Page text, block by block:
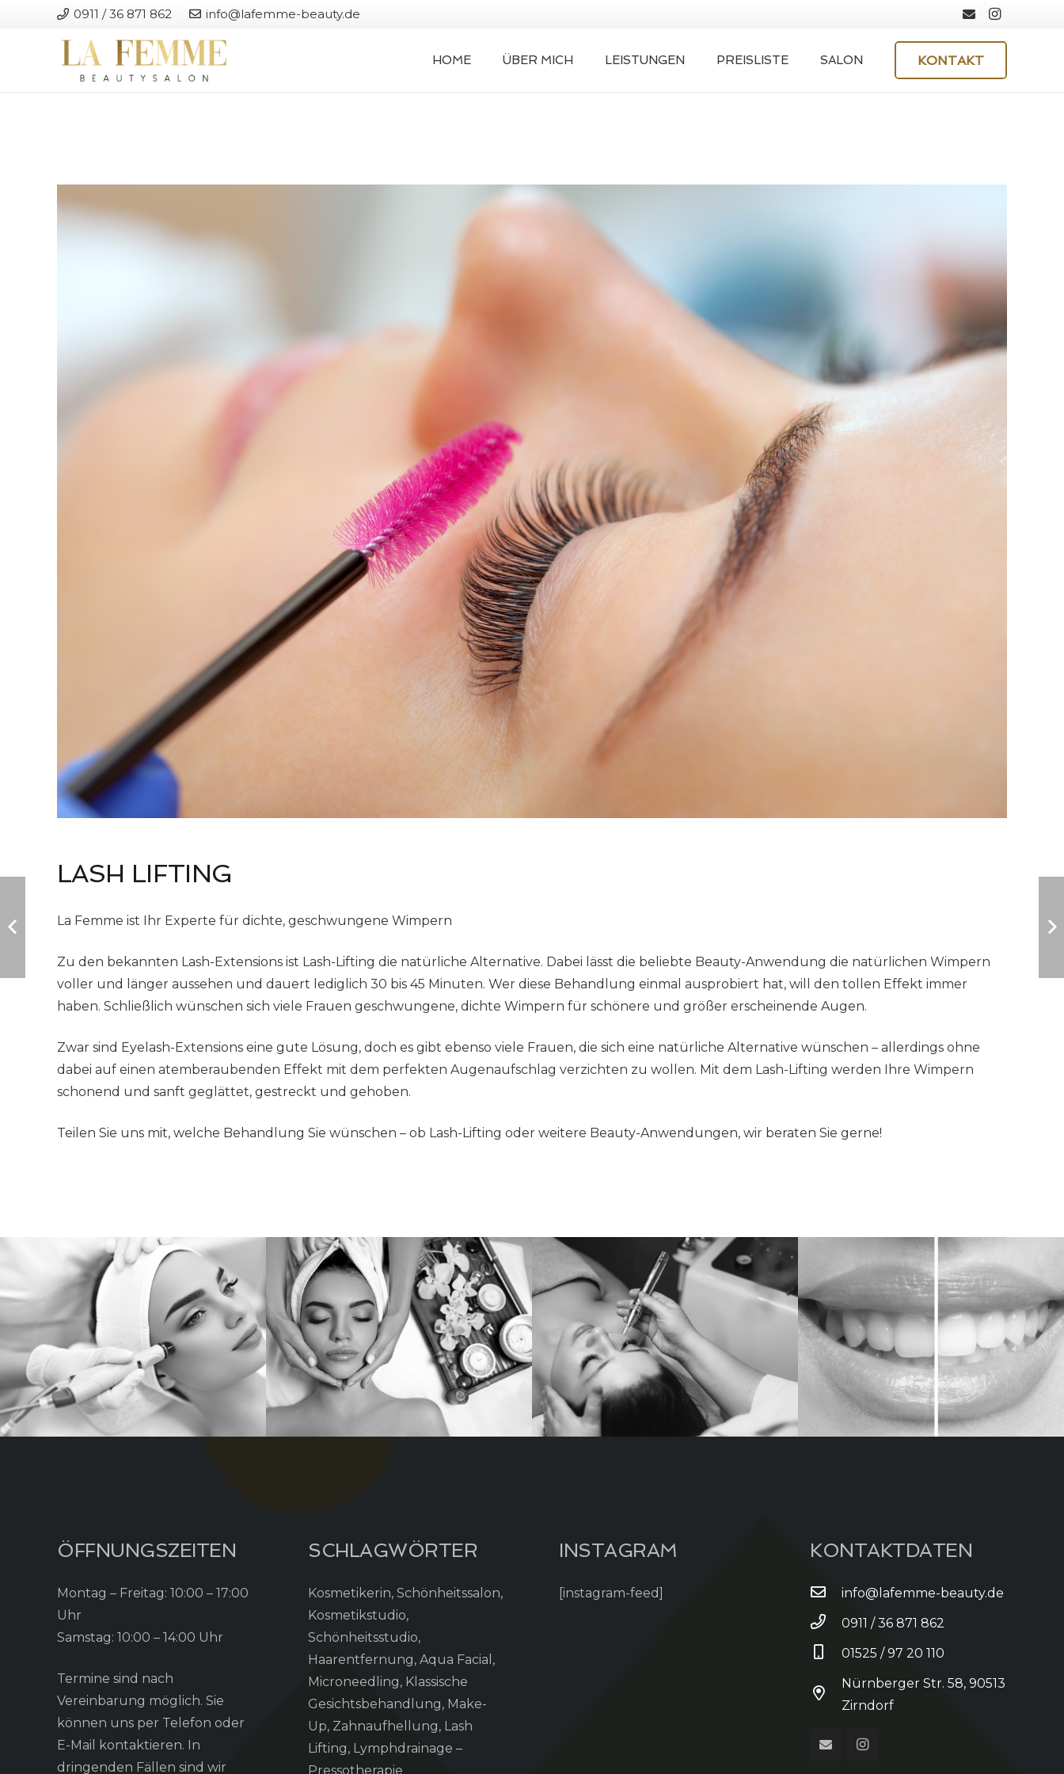
0911 / 36 871 862 info@lafemme-beauty.de
HOME ÜBER MICH LEISTUNGEN PREISLISTE SALON KONTAKT
LASH LIFTING
La Femme ist Ihr Experte für dichte, geschwungene Wimpern
Zu den bekannten Lash-Extensions ist Lash-Lifting die natürliche Alternative. Dabei lässt die beliebte Beauty-Anwendung die natürlichen Wimpern
voller und länger aussehen und dauert lediglich 30 bis 45 Minuten. Wer diese Behandlung einmal ausprobiert hat, will den tollen Effekt immer
haben. Schließlich wünschen sich viele Frauen geschwungene, dichte Wimpern für schönere und größer erscheinende Augen.
Zwar sind Eyelash-Extensions eine gute Lösung, doch es gibt ebenso viele Frauen, die sich eine natürliche Alternative wünschen – allerdings ohne
dabei auf einen atemberaubenden Effekt mit dem perfekten Augenaufschlag verzichten zu wollen. Mit dem Lash-Lifting werden Ihre Wimpern
schonend und sanft geglättet, gestreckt und gehoben.
Teilen Sie uns mit, welche Behandlung Sie wünschen – ob Lash-Lifting oder weitere Beauty-Anwendungen, wir beraten Sie gerne!
ÖFFNUNGSZEITEN
Montag – Freitag: 10:00 – 17:00
Uhr
Samstag: 10:00 – 14:00 Uhr
Termine sind nach
Vereinbarung möglich. Sie
können uns per Telefon oder
E-Mail kontaktieren. In
dringenden Fällen sind wir
SCHLAGWÖRTER
Kosmetikerin, Schönheitssalon,
Kosmetikstudio,
Schönheitsstudio,
Haarentfernung, Aqua Facial,
Microneedling, Klassische
Gesichtsbehandlung, Make-
Up, Zahnaufhellung, Lash
Lifting, Lymphdrainage –
Pressotherapie
INSTAGRAM
[instagram-feed]
KONTAKTDATEN
info@lafemme-beauty.de
0911 / 36 871 862
01525 / 97 20 110
Nürnberger Str. 58, 90513
Zirndorf